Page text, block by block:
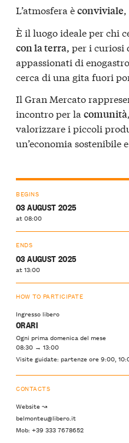
L’atmosfera èconviviale
È il luogo ideale per chi
con la terra, per i curiosi
appassionati di
cerca di una gita fuori
Il Gran Mercato
incontro per la comunità
valorizzare i piccoli
un’economia
BEGINS
03 AUGUST 2025
at 08:00
ENDS
03 AUGUST 2025
at 13:00
HOW TO PARTICIPATE
Ingresso libero
ORARI
Ogni prima domenica del mese
08:30 → 13:00
Visite guidate: partenze ore 9:00,
CONTACTS
Website ↝
belmonteu@libero.it
Mob: +39 333 7678652